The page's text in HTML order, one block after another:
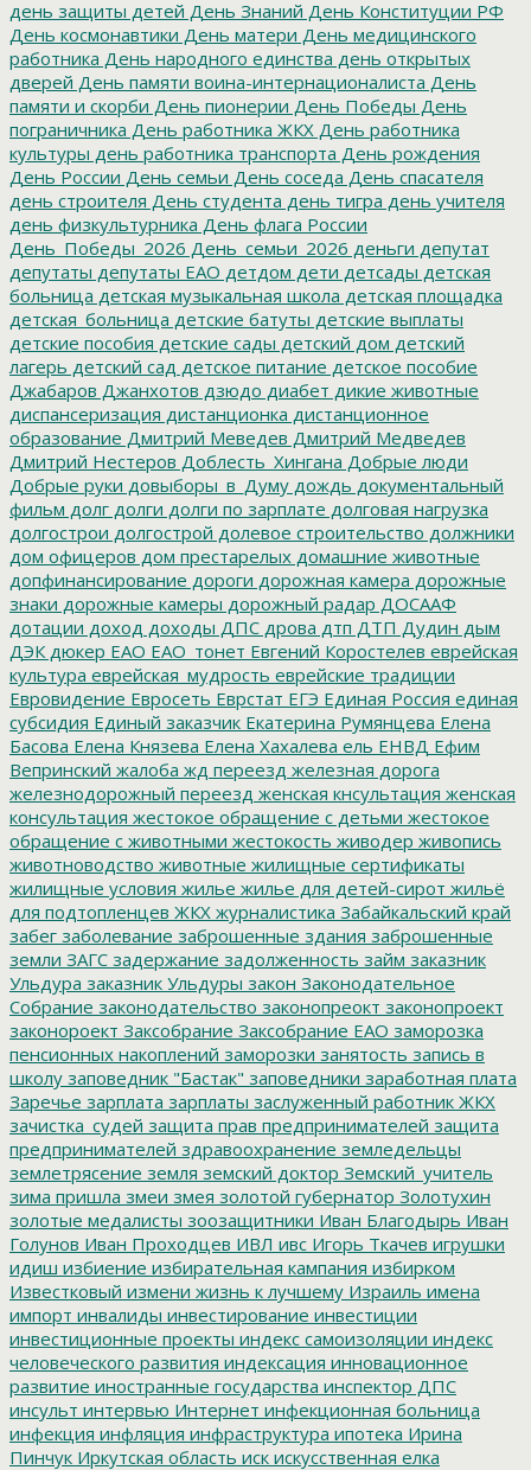
день защиты детей День Знаний День Конституции РФ
День космонавтики День матери День медицинского
работника День народного единства день открытых
дверей День памяти воина-интернационалиста День
памяти и скорби День пионерии День Победы День
пограничника День работника ЖКХ День работника
культуры день работника транспорта День рождения
День России День семьи День соседа День спасателя
день строителя День студента день тигра день учителя
день физкультурника День флага России
День_Победы_2026 День_семьи_2026 деньги депутат
депутаты депутаты ЕАО детдом дети детсады детская
больница детская музыкальная школа детская площадка
детская_больница детские батуты детские выплаты
детские пособия детские сады детский дом детский
лагерь детский сад детское питание детское пособие
Джабаров Джанхотов дзюдо диабет дикие животные
диспансеризация дистанционка дистанционное
образование Дмитрий Меведев Дмитрий Медведев
Дмитрий Нестеров Доблесть_Хингана Добрые люди
Добрые руки довыборы_в_Думу дождь документальный
фильм долг долги долги по зарплате долговая нагрузка
долгострои долгострой долевое строительство должники
дом офицеров дом престарелых домашние животные
допфинансирование дороги дорожная камера дорожные
знаки дорожные камеры дорожный радар ДОСААФ
дотации доход доходы ДПС дрова дтп ДТП Дудин дым
ДЭК дюкер ЕАО ЕАО_тонет Евгений Коростелев еврейская
культура еврейская_мудрость еврейские традиции
Евровидение Евросеть Еврстат ЕГЭ Единая Россия единая
субсидия Единый заказчик Екатерина Румянцева Елена
Басова Елена Князева Елена Хахалева ель ЕНВД Ефим
Вепринский жалоба жд переезд железная дорога
железнодорожный переезд женская кнсультация женская
консультация жестокое обращение с детьми жестокое
обращение с животными жестокость живодер живопись
животноводство животные жилищные сертификаты
жилищные условия жилье жилье для детей-сирот жильё
для подтопленцев ЖКХ журналистика Забайкальский край
забег заболевание заброшенные здания заброшенные
земли ЗАГС задержание задолженность займ заказник
Ульдура заказник Ульдуры закон Законодательное
Собрание законодательство законопреокт законопроект
законороект Заксобрание Заксобрание ЕАО заморозка
пенсионных накоплений заморозки занятость запись в
школу заповедник "Бастак" заповедники заработная плата
Заречье зарплата зарплаты заслуженный работник ЖКХ
зачистка_судей защита прав предпринимателей защита
предпринимателей здравоохранение земледельцы
землетрясение земля земский доктор Земский_учитель
зима пришла змеи змея золотой губернатор Золотухин
золотые медалисты зоозащитники Иван Благодырь Иван
Голунов Иван Проходцев ИВЛ ивс Игорь Ткачев игрушки
идиш избиение избирательная кампания избирком
Известковый измени жизнь к лучшему Израиль имена
импорт инвалиды инвестирование инвестиции
инвестиционные проекты индекс самоизоляции индекс
человеческого развития индексация инновационное
развитие иностранные государства инспектор ДПС
инсульт интервью Интернет инфекционная больница
инфекция инфляция инфраструктура ипотека Ирина
Пинчук Иркутская область иск искусственная елка